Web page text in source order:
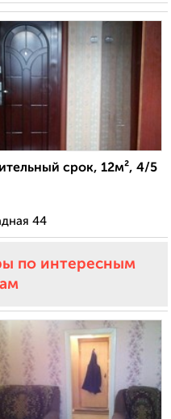
срок, 12м², 4/5
44
по интересным